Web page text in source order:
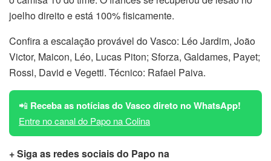
joelho direito e está 100% fisicamente.
Confira a escalação provável do Vasco: Léo Jardim, João
Victor, Maicon, Léo, Lucas Piton; Sforza, Galdames, Payet;
Rossi, David e Vegetti. Técnico: Rafael Paiva.
📲 Receba as notícias do Vasco direto no WhatsApp!
Entre no canal do Papo na Colina
+ Siga as redes sociais do Papo na